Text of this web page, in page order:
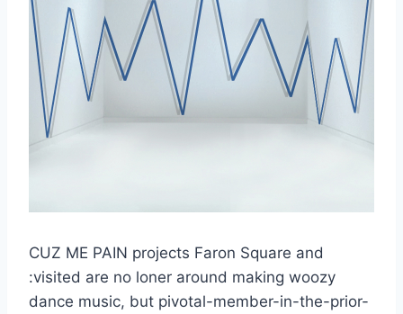
CUZ ME PAIN projects Faron Square and
:visited are no loner around making woozy
dance music, but pivotal-member-in-the-prior-